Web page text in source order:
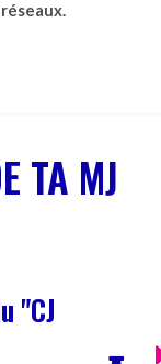
TA MJ
"CJ